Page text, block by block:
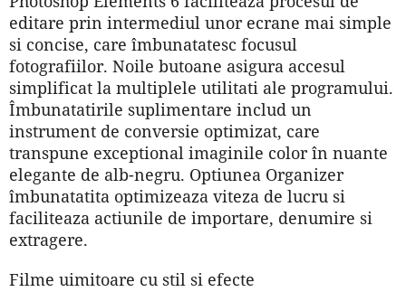
editare prin intermediul unor ecrane mai simple
si concise, care îmbunatatesc focusul
fotografiilor. Noile butoane asigura accesul
simplificat la multiplele utilitati ale programului.
Îmbunatatirile suplimentare includ un
instrument de conversie optimizat, care
transpune exceptional imaginile color în nuante
elegante de alb-negru. Optiunea Organizer
îmbunatatita optimizeaza viteza de lucru si
faciliteaza actiunile de importare, denumire si
extragere.
Filme uimitoare cu stil si efecte